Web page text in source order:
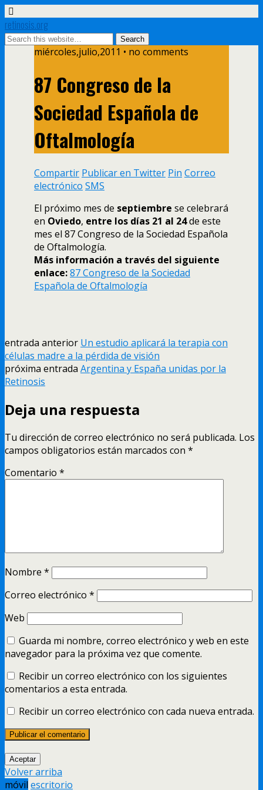
retinosis.org
miércoles,julio,2011 • no comments
87 Congreso de la
Sociedad Española de
Oftalmologí­a
Compartir Publicar en Twitter Pin Correo
electrónico SMS
El próximo mes de septiembre se celebrará
en Oviedo, entre los dí­as 21 al 24de este
mes el 87 Congreso de la Sociedad Española
de Oftalmologí­a.
Más información a través del siguiente
enlace:87 Congreso de la Sociedad
Española de Oftalmologí­a
entrada anterior Un estudio aplicará la terapia con
células madre a la pérdida de visión
próxima entrada Argentina y España unidas por la
Retinosis
Deja una respuesta
Tu dirección de correo electrónico no será publicada. Los
campos obligatorios están marcados con *
Comentario *
Nombre *
Correo electrónico *
Web
Guarda mi nombre, correo electrónico y web en este
navegador para la próxima vez que comente.
Recibir un correo electrónico con los siguientes
comentarios a esta entrada.
Recibir un correo electrónico con cada nueva entrada.
Aceptar
Volver arriba
móvil escritorio